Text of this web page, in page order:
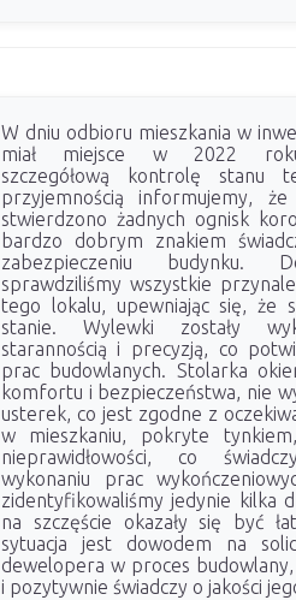
W dniu odbioru mieszkania w
miał miejsce w 2022
szczegółową kontrolę stanu
przyjemnością informujemy,
stwierdzono żadnych ognisk
bardzo dobrym znakiem
zabezpieczeniu budynku.
sprawdziliśmy wszystkie
tego lokalu, upewniając się, że
stanie. Wylewki zostały
starannością i precyzją, co
prac budowlanych. Stolarka
komfortu i bezpieczeństwa, nie
usterek, co jest zgodne z
w mieszkaniu, pokryte
nieprawidłowości, co
wykonaniu prac
zidentyfikowaliśmy jedynie kilka
na szczęście okazały się być
sytuacja jest dowodem na
dewelopera w proces budowlany,
i pozytywnie świadczy o jakości